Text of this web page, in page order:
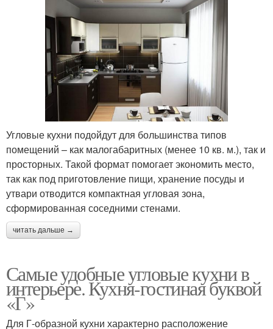
Угловые кухни подойдут для большинства типов
помещений – как малогабаритных (менее 10 кв. м.), так и
просторных. Такой формат помогает экономить место,
так как под приготовление пищи, хранение посуды и
утвари отводится компактная угловая зона,
сформированная соседними стенами.
читать дальше →
Самые удобные угловые кухни в
интерьере. Кухня-гостиная буквой
«Г»
Для Г-образной кухни характерно расположение